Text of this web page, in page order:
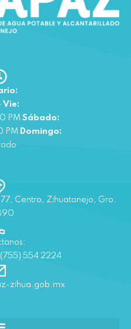
Vie:
PM Sábado:
PM Domingo:
Centro, Zihuatanejo, Gro.
(755) 554 2224
zihua.gob.mx